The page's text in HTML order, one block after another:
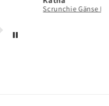
Scrunchie Gänse Haarband Wiese Gans - handgezeichneter & handgenähter Haargummi